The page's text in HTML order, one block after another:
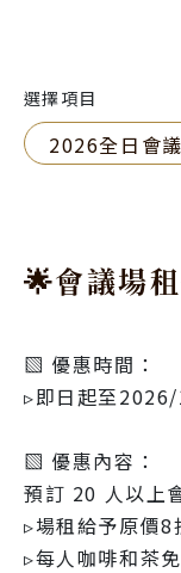
選擇項目
2026全日會
🌟會議場
▧ 優惠時間：
▹即日起至
▧ 優惠內容：
預訂 20 人以上
▹場租給予原價
▹每人咖啡和茶